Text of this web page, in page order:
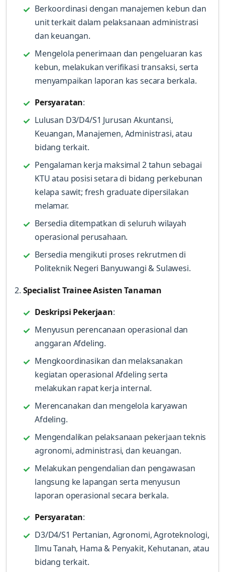
Berkoordinasi dengan manajemen kebun dan
unit terkait dalam pelaksanaan administrasi
dan keuangan.
Mengelola penerimaan dan pengeluaran kas
kebun, melakukan verifikasi transaksi, serta
menyampaikan laporan kas secara berkala.
Persyaratan:
Lulusan D3/D4/S1 Jurusan Akuntansi,
Keuangan, Manajemen, Administrasi, atau
bidang terkait.
Pengalaman kerja maksimal 2 tahun sebagai
KTU atau posisi setara di bidang perkebunan
kelapa sawit; fresh graduate dipersilakan
melamar.
Bersedia ditempatkan di seluruh wilayah
operasional perusahaan.
Bersedia mengikuti proses rekrutmen di
Politeknik Negeri Banyuwangi & Sulawesi.
2. Specialist Trainee Asisten Tanaman
Deskripsi Pekerjaan:
Menyusun perencanaan operasional dan
anggaran Afdeling.
Mengkoordinasikan dan melaksanakan
kegiatan operasional Afdeling serta
melakukan rapat kerja internal.
Merencanakan dan mengelola karyawan
Afdeling.
Mengendalikan pelaksanaan pekerjaan teknis
agronomi, administrasi, dan keuangan.
Melakukan pengendalian dan pengawasan
langsung ke lapangan serta menyusun
laporan operasional secara berkala.
Persyaratan:
D3/D4/S1 Pertanian, Agronomi, Agroteknologi,
Ilmu Tanah, Hama & Penyakit, Kehutanan, atau
bidang terkait.